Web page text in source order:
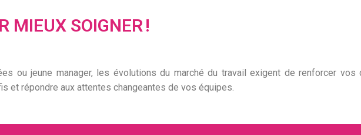
MIEUX SOIGNER !
ou jeune manager, les évolutions du marché du travail exigent de renforcer vos
et répondre aux attentes changeantes de vos équipes.